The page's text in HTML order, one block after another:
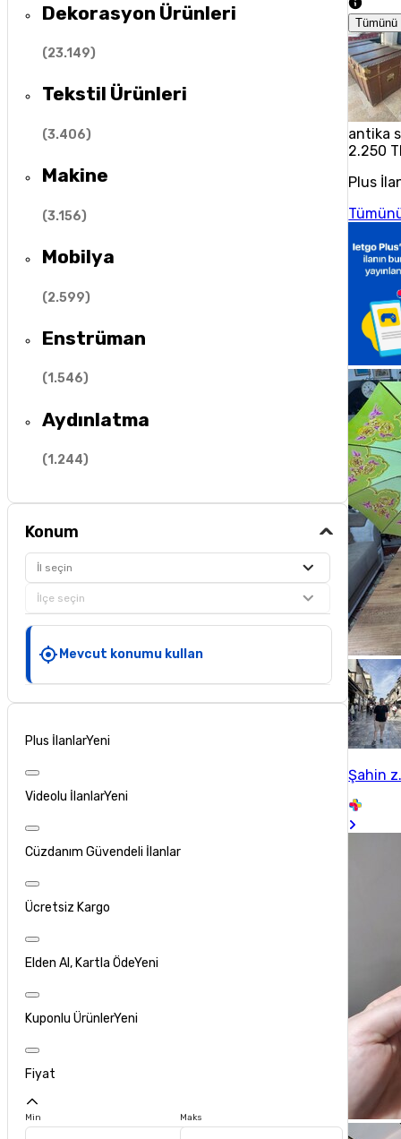
Dekorasyon Ürünleri
(23.149)
Tekstil Ürünleri
(3.406)
Makine
(3.156)
Mobilya
(2.599)
Enstrüman
(1.546)
Aydınlatma
(1.244)
Konum
İl seçin
İlçe seçin
Mevcut konumu kullan
Plus İlanlarYeni
Videolu İlanlarYeni
Cüzdanım Güvendeli İlanlar
Ücretsiz Kargo
Elden Al, Kartla ÖdeYeni
Kuponlu ÜrünlerYeni
Fiyat
Min Maks
Tümünü
antika
2.250
Plus
Şahin